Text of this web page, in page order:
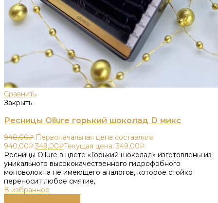
Сравнить
Закрыть
Ресницы Ollure горький шоколад D микс
940,00₽ Первоначальная цена составляла
940,00₽.349,00₽Текущая цена: 349,00₽.
Ресницы Ollure в цвете «Горький шоколад» изготовлены из
уникального высококачественного гидрофобного
моноволокна не имеющего аналогов, которое стойко
переносит любое смятие,
В избранное